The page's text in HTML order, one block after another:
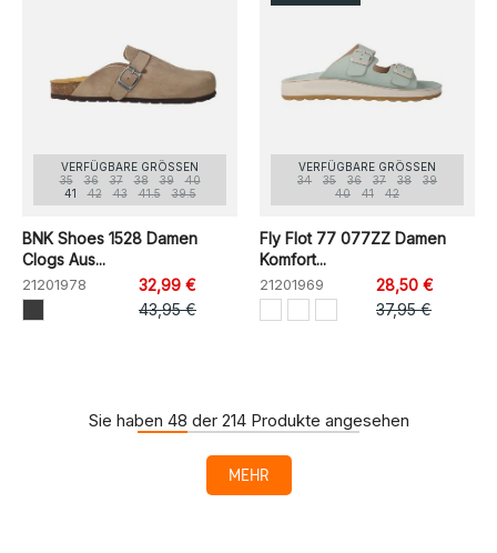
VERFÜGBARE GRÖSSEN
35
36 37 38 39
40
41
42 43 41.5 39.5
BNK Shoes 1528 Damen
Clogs Aus...
21201978
32,99 €
43,95 €
VERFÜGBARE GRÖSSEN
34
35 36 37 38
39
40
41 42
Fly Flot 77 077ZZ Damen
Komfort...
21201969
28,50 €
37,95 €
Sie haben 48 der 214 Produkte angesehen
MEHR